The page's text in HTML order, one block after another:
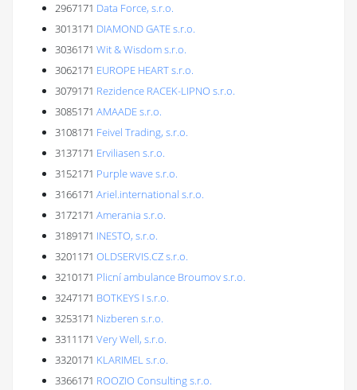
2967171 Data Force, s.r.o.
3013171 DIAMOND GATE s.r.o.
3036171 Wit & Wisdom s.r.o.
3062171 EUROPE HEART s.r.o.
3079171 Rezidence RACEK-LIPNO s.r.o.
3085171 AMAADE s.r.o.
3108171 Feivel Trading, s.r.o.
3137171 Erviliasen s.r.o.
3152171 Purple wave s.r.o.
3166171 Ariel.international s.r.o.
3172171 Amerania s.r.o.
3189171 INESTO, s.r.o.
3201171 OLDSERVIS.CZ s.r.o.
3210171 Plicní ambulance Broumov s.r.o.
3247171 BOTKEYS I s.r.o.
3253171 Nizberen s.r.o.
3311171 Very Well, s.r.o.
3320171 KLARIMEL s.r.o.
3366171 ROOZIO Consulting s.r.o.